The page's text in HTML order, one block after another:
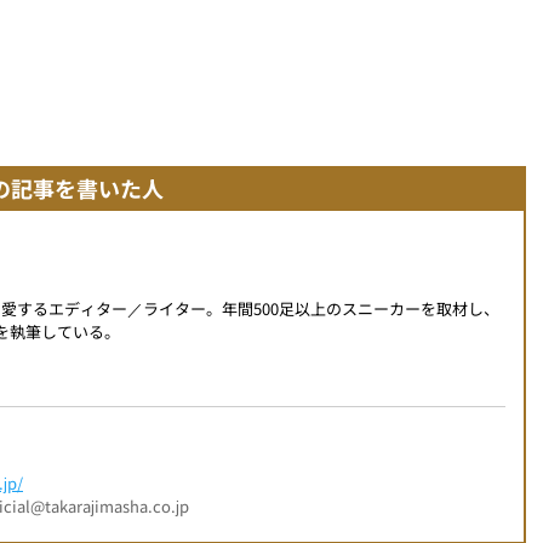
記事を書いた人
するエディター／ライター。年間500足以上のスニーカーを取材し、
筆している。